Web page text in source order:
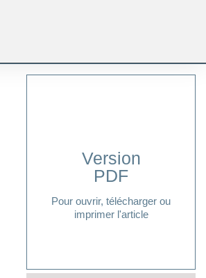
Version
PDF
Pour ouvrir, télécharger ou
imprimer l'article
Cliquer ici